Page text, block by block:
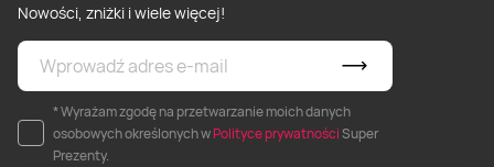
Nowości, zniżki i wiele więcej!
* Wyrażam zgodę na przetwarzanie moich danych
osobowych określonych wPolityce prywatnościSuper
Prezenty.